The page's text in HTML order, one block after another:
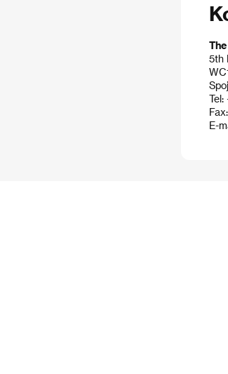
5th
Tel:
E-